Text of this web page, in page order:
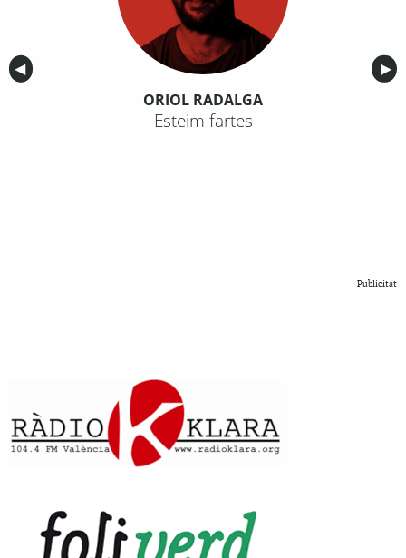
Anterior
◀︎ ▶︎
ORIOL RADALGA
Esteim fartes
Publicitat